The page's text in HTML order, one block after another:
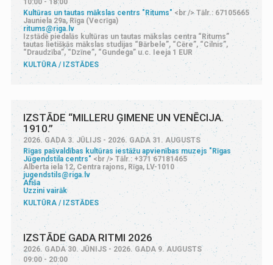
10:00 - 18:00
Kultūras un tautas mākslas centrs "Ritums"<br /> Tālr.: 67105665
Jauniela 29a, Rīga (Vecrīga)
ritums@riga.lv
Izstādē piedalās kultūras un tautas mākslas centra “Ritums”
tautas lietišķās mākslas studijas “Bārbele”, “Cēre”, “Cilnis”,
“Draudzība”, “Dzīne”, “Gundega” u.c. Ieeja 1 EUR
KULTŪRA
IZSTĀDES
IZSTĀDE “MILLERU ĢIMENE UN VENĒCIJA.
1910.”
2026. GADA 3. JŪLIJS - 2026. GADA 31. AUGUSTS
Rīgas pašvaldības kultūras iestāžu apvienības muzejs "Rīgas
Jūgendstila centrs" <br /> Tālr.: +371 67181465
Alberta iela 12, Centra rajons, Rīga, LV-1010
jugendstils@riga.lv
Afiša
Uzzini vairāk
KULTŪRA
IZSTĀDES
IZSTĀDE GADA RITMI 2026
2026. GADA 30. JŪNIJS - 2026. GADA 9. AUGUSTS
09:00 - 20:00